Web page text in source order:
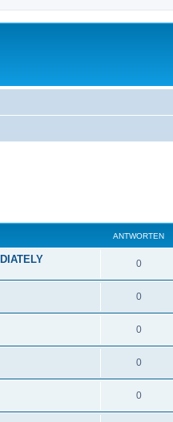
ANTWORTEN
0
0
0
0
0